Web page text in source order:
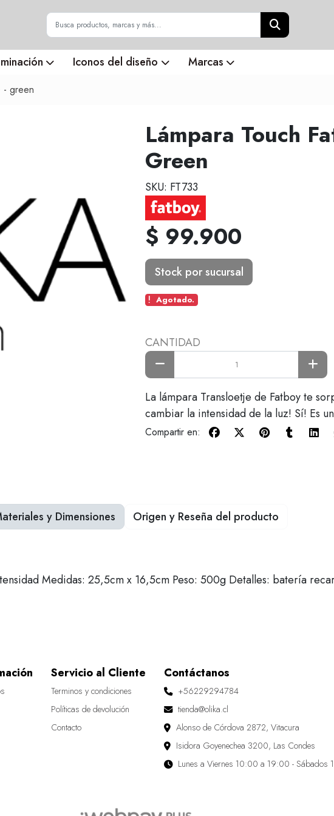
Iconos del diseño Marcas
- green
Lámpara Touch
Green
SKU: FT733
$ 99.900
Stock por sucursal
Agotado.
CANTIDAD
La lámpara Transloetje de Fatboy te
cambiar la intensidad de la luz! Sí! Es
Compartir en:
Medidas: 25,5cm x 16,5cm Peso: 500g Detalles: batería
y Dimensiones Origen y Reseña del producto
Servicio al Cliente
Terminos y condiciones
Políticas de devolución
Contacto
Contáctanos
+56229294784
tienda@olika.cl
Alonso de Córdova 2872, Vitacura
Isidora Goyenechea 3200, Las Condes
Lunes a Viernes 10:00 a 19:00 - Sábados